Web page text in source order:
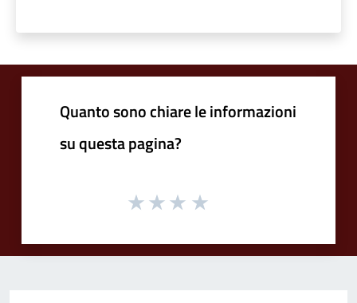
Quanto sono chiare le informazioni
su questa pagina?